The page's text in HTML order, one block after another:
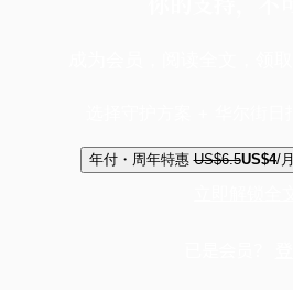
年付・周年特惠 US$6.5US$4/月